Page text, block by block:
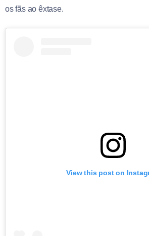
os fãs ao êxtase.
View this post on